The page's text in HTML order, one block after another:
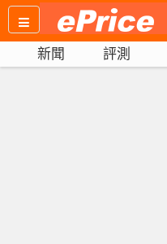
新聞 評測